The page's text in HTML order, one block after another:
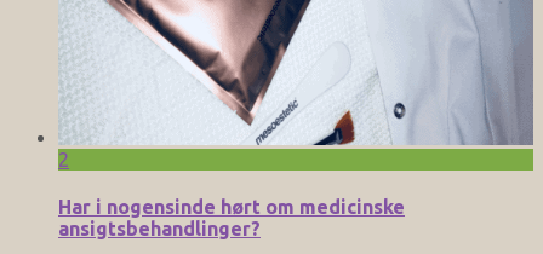
2
Har i nogensinde hørt om medicinske
ansigtsbehandlinger?